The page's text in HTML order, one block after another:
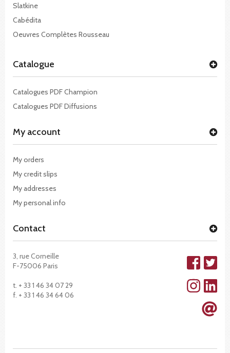
Slatkine
Cabédita
Oeuvres Complètes Rousseau
Catalogue
Catalogues PDF Champion
Catalogues PDF Diffusions
My account
My orders
My credit slips
My addresses
My personal info
Contact
3, rue Corneille
F-75006 Paris
t. + 33 1 46 34 07 29
f. + 33 1 46 34 64 06